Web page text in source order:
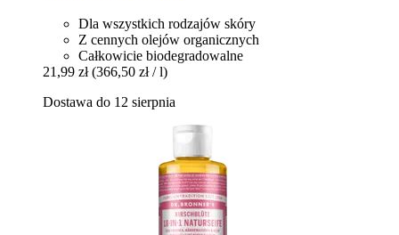
Dla wszystkich rodzajów skóry
Z cennych olejów organicznych
Całkowicie biodegradowalne
21,99 zł (366,50 zł / l)
Dostawa do 12 sierpnia